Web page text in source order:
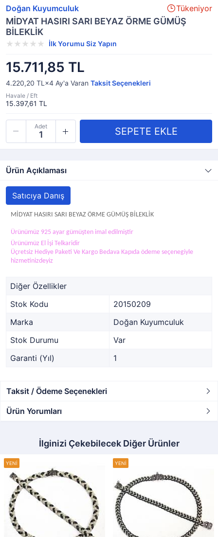
Doğan Kuyumculuk Tükeniyor
MİDYAT HASIRI SARI BEYAZ ÖRME GÜMÜŞ
BİLEKLİK
İlk Yorumu Siz Yapın
15.711,85 TL
4.220,20 TL×4 Ay'a Varan Taksit Seçenekleri
Havale / Eft
15.397,61 TL
Adet
Ürün Açıklaması
Satıcıya Danış
MİDYAT HASIRI SARI BEYAZ ÖRME GÜMÜŞ BİLEKLİK
Ürünümüz 925 ayar gümüşten imal edilmiştir
Ürünümüz El İşi Telkaridir
Üçretsiz Hediye Paketi Ve Kargo Bedava Kapıda ödeme seçenegiyle
hizmetinizdeyiz
Diğer Özellikler
Stok Kodu
20150209
Marka
Doğan Kuyumculuk
Stok Durumu
Var
Garanti (Yıl)
1
Taksit / Ödeme Seçenekleri
Ürün Yorumları
İlginizi Çekebilecek Diğer Ürünler